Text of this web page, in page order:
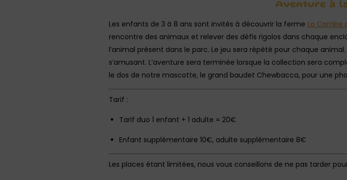
Aventure à
Les enfants de 3 à 8 ans sont invités à découvrir la ferme La Combe
rencontre des animaux et relever des défis rigolos dans chaque
l’animal présent dans le parc. Le jeu sera répété pour chaque
s’amusant. L’aventure sera terminée lorsque la collection sera
le dos de notre mascotte, le grand baudet Chewbacca, pour une
Tarif :
Tarif duo 1 enfant + 1 adulte = 20€
Enfant supplémentaire 10€, adulte supplémentaire 8€
Les places étant limitées, nous vous conseillons de ne pas tarder